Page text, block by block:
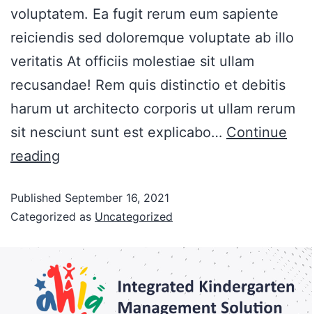
voluptatem. Ea fugit rerum eum sapiente
reiciendis sed doloremque voluptate ab illo
veritatis At officiis molestiae sit ullam
recusandae! Rem quis distinctio et debitis
harum ut architecto corporis ut ullam rerum
sit nesciunt sunt est explicabo… Continue
reading
Published September 16, 2021
Categorized as Uncategorized